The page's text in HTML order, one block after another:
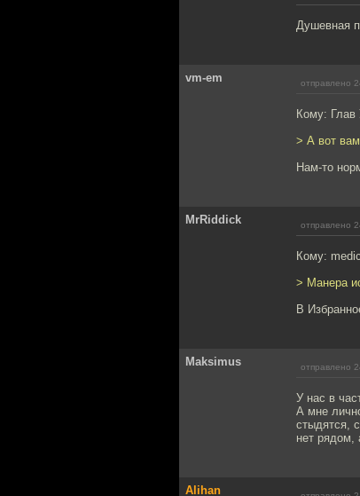
Душевная
vm-em отправлено
Кому: Глав
> А вот
Нам-то
MrRiddick отправлено
Кому:
> Манера
В
Maksimus отправлено
У нас в
А мне
стыдятся,
нет рядом,
Alihan